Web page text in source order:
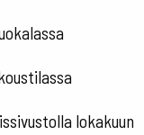
lokakuun